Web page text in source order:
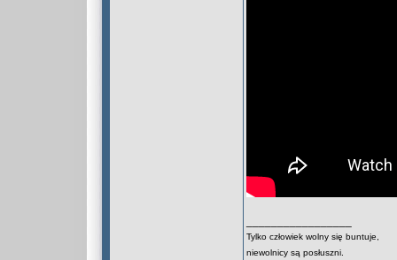
Tylko człowiek wolny się buntuje,
niewolnicy są posłuszni.